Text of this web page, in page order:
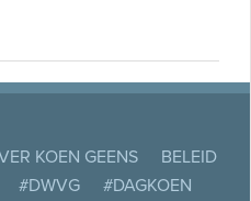
KOEN GEENS
BELEID
#DWVG
#DAGKOEN